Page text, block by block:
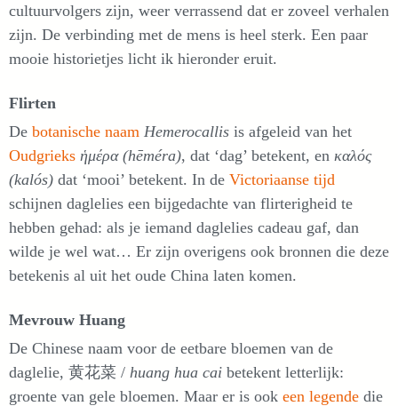
cultuurvolgers zijn, weer verrassend dat er zoveel verhalen
zijn. De verbinding met de mens is heel sterk. Een paar
mooie historietjes licht ik hieronder eruit.
Flirten
De botanische naam Hemerocallis is afgeleid van het
Oudgrieks ἡμέρα (hēméra), dat ‘dag’ betekent, en καλός
(kalós) dat ‘mooi’ betekent. In de Victoriaanse tijd
schijnen daglelies een bijgedachte van flirterigheid te
hebben gehad: als je iemand daglelies cadeau gaf, dan
wilde je wel wat… Er zijn overigens ook bronnen die deze
betekenis al uit het oude China laten komen.
Mevrouw Huang
De Chinese naam voor de eetbare bloemen van de
daglelie, 黄花菜 / huang hua cai betekent letterlijk:
groente van gele bloemen. Maar er is ook een legende die